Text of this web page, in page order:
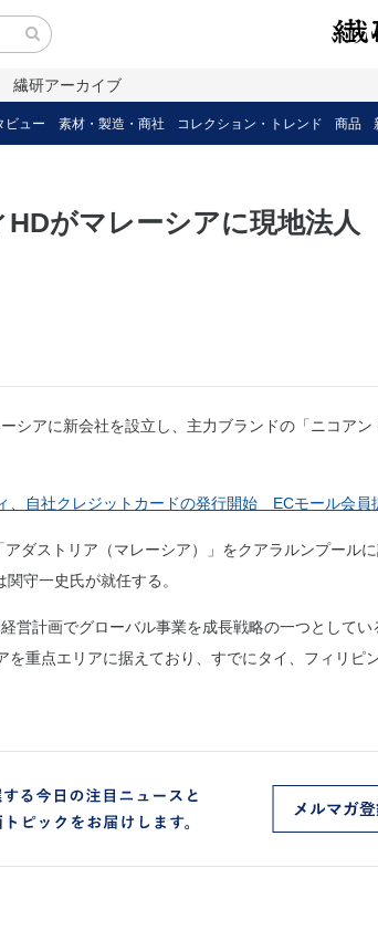
繊研アーカイブ
ビュー 素材・製造・商社 コレクション・トレンド 商品
HDがマレーシアに現地法
シアに新会社を設立し、主力ブランドの「ニコア
、自社クレジットカードの発行開始 ECモール会員
ダストリア（マレーシア）」をクアラルンプール
関守一史氏が就任する。
営計画でグローバル事業を成長戦略の一つとして
を重点エリアに据えており、すでにタイ、フィリピ